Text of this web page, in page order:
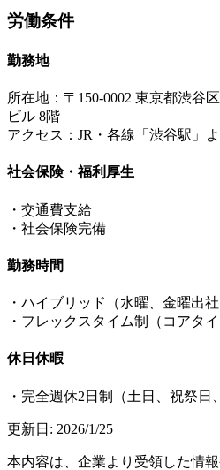
労働条件
勤務地
所在地：〒150-0002 東京都渋谷
ビル 8階
アクセス：JR・各線「渋谷駅」
社会保険・福利厚生
・交通費支給
・社会保険完備
勤務時間
・ハイブリッド（水曜、金曜出社
・フレックスタイム制（コアタイ
休日休暇
・完全週休2日制（土日、祝祭日
更新日: 2026/1/25
本内容は、企業より受領した情